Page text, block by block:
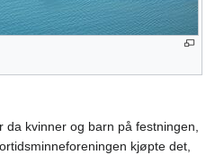
kvinner og barn på festningen,
kjøpte det,